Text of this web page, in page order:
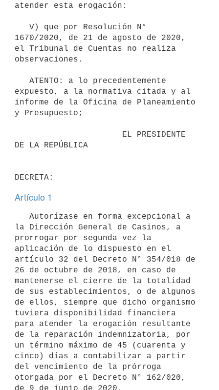
atender esta erogación:
1670/2020, de 21 de agosto de 2020,
el Tribunal de Cuentas no realiza
observaciones.
expuesto, a la normativa citada y al
informe de la Oficina de Planeamiento
y Presupuesto;
DE LA REPÚBLICA
Artículo 1
la Dirección General de Casinos, a
prorrogar por segunda vez la
aplicación de lo dispuesto en el
artículo 32 del Decreto N° 354/018 de
26 de octubre de 2018, en caso de
mantenerse el cierre de la totalidad
de sus establecimientos, o de algunos
de ellos, siempre que dicho organismo
tuviera disponibilidad financiera
para atender la erogación resultante
de la reparación indemnizatoria, por
un término máximo de 45 (cuarenta y
cinco) días a contabilizar a partir
del vencimiento de la prórroga
otorgada por el Decreto N° 162/020,